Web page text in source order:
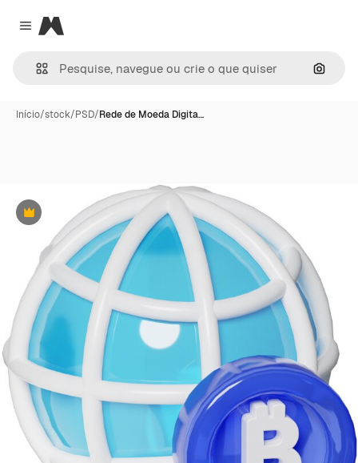
Close menu
Magnific
Início/stock/PSD/Rede de Moeda Digita…
Premium